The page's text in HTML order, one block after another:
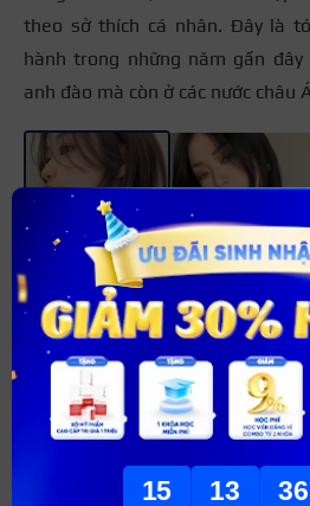
theo sở thích cá nhân. Đây là
hành trong những năm gần
anh đào mà còn ở các nước châu
Kiểu tóc cắt layer
Kiểu tóc layer là kiểu tóc nổi
Cho đến nay, mái tóc này vẫn
tóc Nhật Bảnmà các cô gái ưa
nhất để mái tóc trở nên bồng
nhiều. Tuy nhiên khi cắt tóc
đúng cách để tóc không bị chẻ
15 13 36